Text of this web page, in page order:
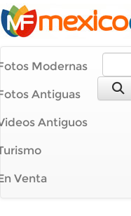
Modernas
Antiguas
Antiguos
Venta